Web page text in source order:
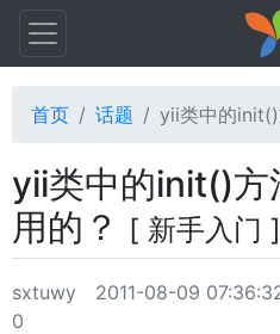
首页 话题 yii类中的init()
yii类中的init()方
用的？
[ 新手入门 ]
sxtuwy 2011-08-09
0